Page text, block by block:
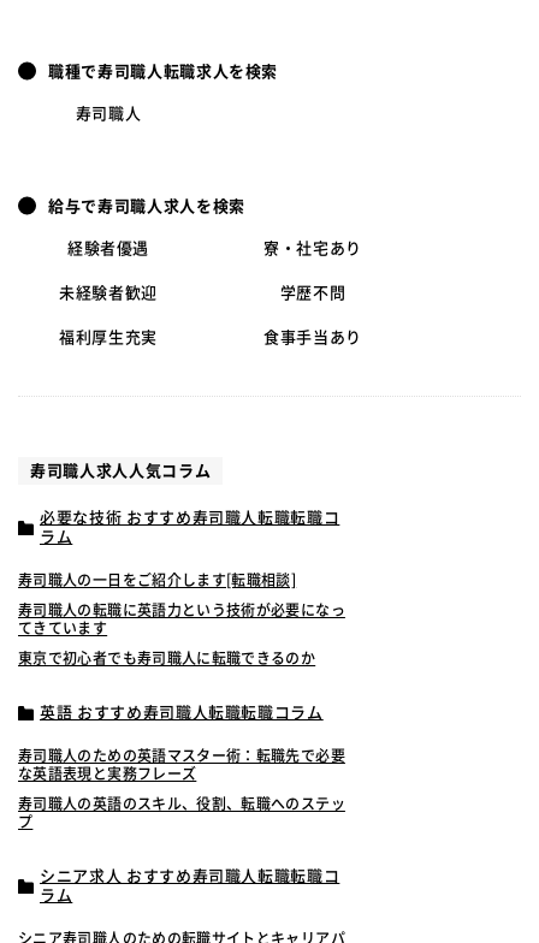
職種で寿司職人転職求人を検索
寿司職人
給与で寿司職人求人を検索
経験者優遇 寮・社宅あり
未経験者歓迎 学歴不問
福利厚生充実 食事手当あり
寿司職人求人人気コラム
必要な技術 おすすめ寿司職人転職転職コ
ラム
寿司職人の一日をご紹介します[転職相談]
寿司職人の転職に英語力という技術が必要になっ
てきています
東京で初心者でも寿司職人に転職できるのか
英語 おすすめ寿司職人転職転職コラム
寿司職人のための英語マスター術：転職先で必要
な英語表現と実務フレーズ
寿司職人の英語のスキル、役割、転職へのステッ
プ
シニア求人 おすすめ寿司職人転職転職コ
ラム
シニア寿司職人のための転職サイトとキャリアパ